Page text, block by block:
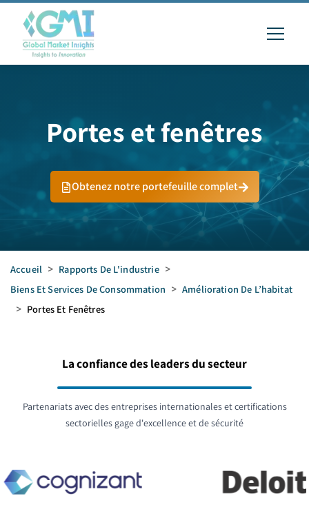
Portes et fenêtres
Obtenez notre portefeuille complet
Accueil > Rapports De L'industrie >
Biens Et Services De Consommation > Amélioration De L’habitat
> Portes Et Fenêtres
La confiance des leaders du secteur
Partenariats avec des entreprises internationales et certifications
sectorielles gage d'excellence et de sécurité